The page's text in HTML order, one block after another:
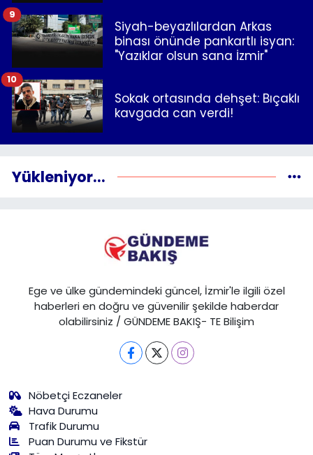
Siyah-beyazlılardan Arkas
binası önünde pankartlı isyan:
"Yazıklar olsun sana İzmir"
9
Sokak ortasında dehşet: Bıçaklı
kavgada can verdi!
10
Yükleniyor...
Ege ve ülke gündemindeki güncel, İzmir'le ilgili özel
haberleri en doğru ve güvenilir şekilde haberdar
olabilirsiniz / GÜNDEME BAKIŞ- TE Bilişim
Nöbetçi Eczaneler
Hava Durumu
Trafik Durumu
Puan Durumu ve Fikstür